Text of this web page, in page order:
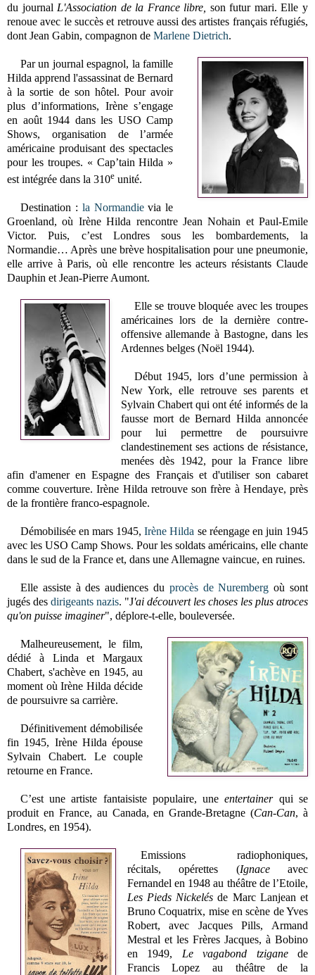
du journal L'Association de la France libre, son futur mari. Elle y
renoue avec le succès et retrouve aussi des artistes français réfugiés,
dont Jean Gabin, compagnon de Marlene Dietrich.
Par un journal espagnol, la famille
Hilda apprend l'assassinat de Bernard
à la sortie de son hôtel. Pour avoir
plus d’informations, Irène s’engage
en août 1944 dans les USO Camp
Shows, organisation de l’armée
américaine produisant des spectacles
pour les troupes. « Cap’tain Hilda »
est intégrée dans la 310e unité.
Destination : la Normandievia le
Groenland, où Irène Hilda rencontre Jean Nohain et Paul-Emile
Victor. Puis, c’est Londres sous les bombardements, la
Normandie… Après une brève hospitalisation pour une pneumonie,
elle arrive à Paris, où elle rencontre les acteurs résistants Claude
Dauphin et Jean-Pierre Aumont.
Elle se trouve bloquée avec les troupes
américaines lors de la dernière contre-
offensive allemande à Bastogne, dans les
Ardennes belges (Noël 1944).
Début 1945, lors d’une permission à
New York, elle retrouve ses parents et
Sylvain Chabert qui ont été informés de la
fausse mort de Bernard Hilda annoncée
pour lui permettre de poursuivre
clandestinement ses actions de résistance,
menées dès 1942, pour la France libre
afin d'amener en Espagne des Français et d'utiliser son cabaret
comme couverture. Irène Hilda retrouve son frère à Hendaye, près
de la frontière franco-espagnole.
Démobilisée en mars 1945,Irène Hilda se réengage en juin 1945
avec les USO Camp Shows. Pour les soldats américains, elle chante
dans le sud de la France et, dans une Allemagne vaincue, en ruines.
Elle assiste à des audiences du procès de Nuremberg où sont
jugés des dirigeants nazis. "J'ai découvert les choses les plus atroces
qu'on puisse imaginer", déplore-t-elle, bouleversée.
Malheureusement, le film,
dédié à Linda et Margaux
Chabert, s'achève en 1945, au
moment où Irène Hilda décide
de poursuivre sa carrière.
Définitivement démobilisée
fin 1945, Irène Hilda épouse
Sylvain Chabert. Le couple
retourne en France.
C’est une artiste fantaisiste populaire, uneentertainerqui se
produit en France, au Canada, en Grande-Bretagne (Can-Can, à
Londres, en 1954).
Emissions radiophoniques,
récitals, opérettes (Ignaceavec
Fernandel en 1948 au théâtre de l’Etoile,
Les Pieds Nickelés de Marc Lanjean et
Bruno Coquatrix, mise en scène de Yves
Robert, avec Jacques Pills, Armand
Mestral et les Frères Jacques, à Bobino
en 1949, Le vagabond tziganede
Francis Lopez au théâtre de la